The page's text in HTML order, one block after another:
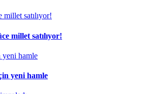
millet satılıyor!
yeni hamle